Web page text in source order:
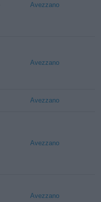
Avezzano
Avezzano
Avezzano
Avezzano
Avezzano